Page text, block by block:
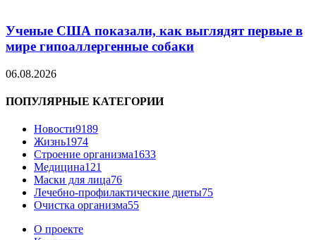
Ученые США показали, как выглядят первые в
мире гипоаллергенные собаки
06.08.2026
ПОПУЛЯРНЫЕ КАТЕГОРИИ
Новости9189
Жизнь1974
Строение организма1633
Медицина121
Маски для лица76
Лечебно-профилактические диеты75
Очистка организма55
О проекте